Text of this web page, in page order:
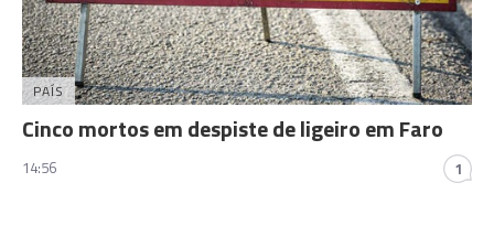
PAÍS
Cinco mortos em despiste de ligeiro em Faro
14:56 1